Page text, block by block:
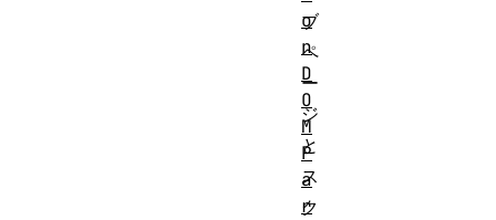
ブ
ペ
ー
ジ
と
ス
ク
o
n
D
O
M
P
a
r